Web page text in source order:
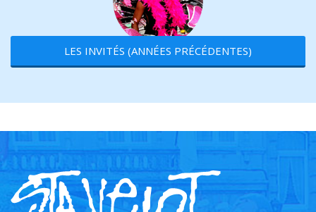
LES INVITÉS (ANNÉES PRÉCÉDENTES)